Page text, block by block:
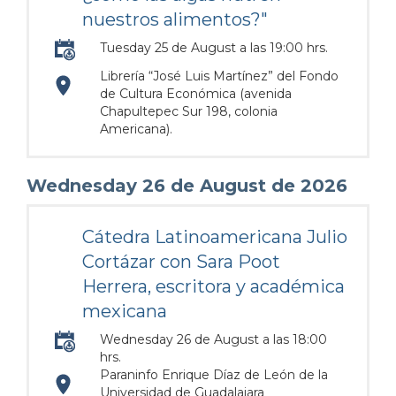
nuestros alimentos?"
Tuesday 25 de August a las 19:00 hrs.
https://maps.apple.com/?
Librería “José Luis Martínez” del Fondo
de Cultura Económica (avenida
Chapultepec Sur 198, colonia
Americana).
Wednesday 26 de August de 2026
Cátedra Latinoamericana Julio
Cortázar con Sara Poot
Herrera, escritora y académica
mexicana
Wednesday 26 de August a las 18:00
hrs.
https://maps.apple.com/?
Paraninfo Enrique Díaz de León de la
Universidad de Guadalajara